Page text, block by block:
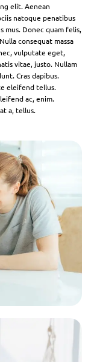
elit. Aenean
natoque penatibus
mus. Donec quam felis,
consequat massa
vulputate eget,
vitae, justo. Nullam
Cras dapibus.
eleifend tellus.
ac, enim.
a, tellus.